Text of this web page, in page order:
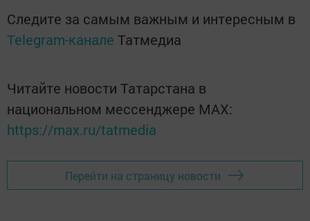
Следите за самым важным и интересным в
Telegram-канале Татмедиа
Читайте новости Татарстана в
национальном мессенджере MАХ:
https://max.ru/tatmedia
Перейти на страницу новости